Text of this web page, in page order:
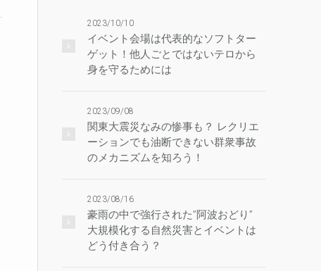
2023/10/10
イベント会場は代表的なソフトター
ゲット！他人ごとではないテロから
身を守るためには
2023/09/08
関東大震災なみの惨事も？ レクリエ
ーションでも油断できない群衆事故
のメカニズムを知ろう！
2023/08/16
豪雨の中で強行された”阿波おどり”
大規模化する自然災害とイベントは
どう付き合う？